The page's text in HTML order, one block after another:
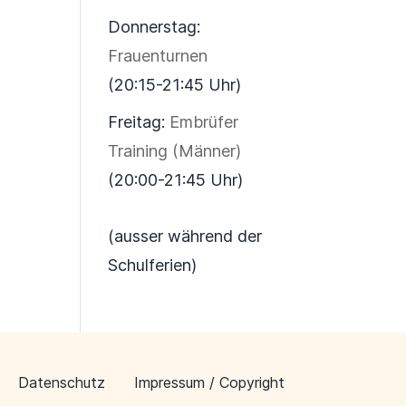
Donnerstag:
Frauenturnen
(20:15-21:45 Uhr)
Freitag: Embrüfer
Training (Männer)
(20:00-21:45 Uhr)
(ausser während der
Schulferien)
Impressum / Copyright
Datenschutz